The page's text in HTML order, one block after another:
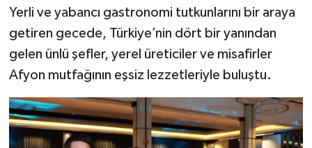
Yerli ve yabancı gastronomi tutkunlarını bir araya
getiren gecede, Türkiye’nin dört bir yanından
gelen ünlü şefler, yerel üreticiler ve misafirler
Afyon mutfağının eşsiz lezzetleriyle buluştu.